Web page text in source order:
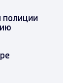
полиции